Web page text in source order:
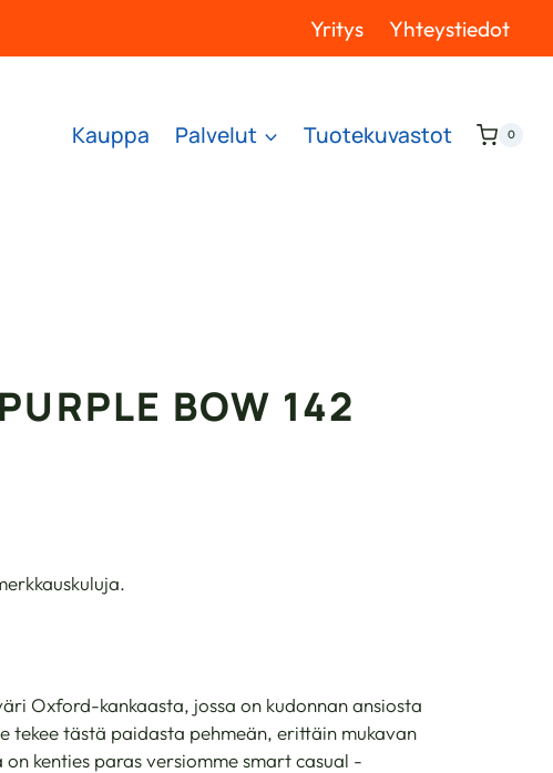
Yritys Yhteystiedot
Kauppa Palvelut Tuotekuvastot 0
BOW 142
Oxford-kankaasta, jossa on kudonnan ansiosta
tekee tästä paidasta pehmeän, erittäin mukavan
kenties paras versiomme smart casual -